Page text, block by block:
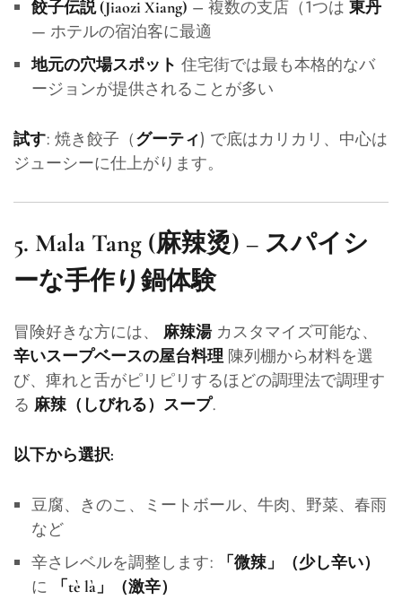
餃子伝説 (Jiaozi Xiang) – 複数の支店（1つは 東丹
— ホテルの宿泊客に最適
地元の穴場スポット 住宅街では最も本格的なバ
ージョンが提供されることが多い
試す: 焼き餃子（グーティ) で底はカリカリ、中心は
ジューシーに仕上がります。
5. Mala Tang (麻辣烫) – スパイシ
ーな手作り鍋体験
冒険好きな方には、 麻辣湯カスタマイズ可能な、
辛いスープベースの屋台料理陳列棚から材料を選
び、痺れと舌がピリピリするほどの調理法で調理す
る 麻辣（しびれる）スープ.
以下から選択:
豆腐、きのこ、ミートボール、牛肉、野菜、春雨
など
辛さレベルを調整します:
「微辣」（少し辛い）
に 「tè là」（激辛）